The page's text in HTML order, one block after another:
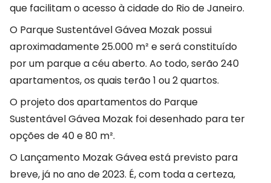
que facilitam o acesso à cidade do Rio de Janeiro.
O Parque Sustentável Gávea Mozak possui
aproximadamente 25.000 m² e será constituído
por um parque a céu aberto. Ao todo, serão 240
apartamentos, os quais terão 1 ou 2 quartos.
O projeto dos apartamentos do Parque
Sustentável Gávea Mozak foi desenhado para ter
opções de 40 e 80 m².
O Lançamento Mozak Gávea está previsto para
breve, já no ano de 2023. É, com toda a certeza,